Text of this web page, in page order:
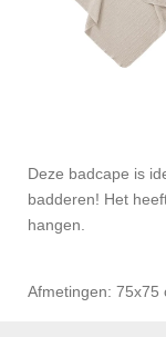
Deze badcape is
badderen! Het
hangen.
Afmetingen: 75x75